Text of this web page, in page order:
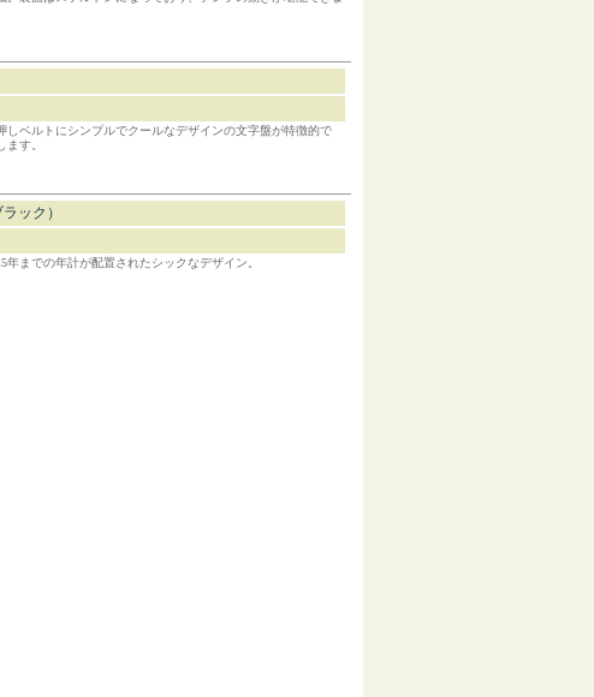
ベルトにシンプルでクールなデザインの文字盤が特徴的で
す。
ック）
までの年計が配置されたシックなデザイン。